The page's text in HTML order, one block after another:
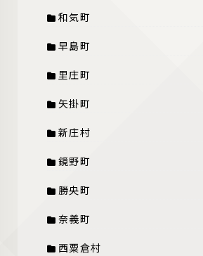
和気町
早島町
里庄町
矢掛町
新庄村
鏡野町
勝央町
奈義町
西粟倉村